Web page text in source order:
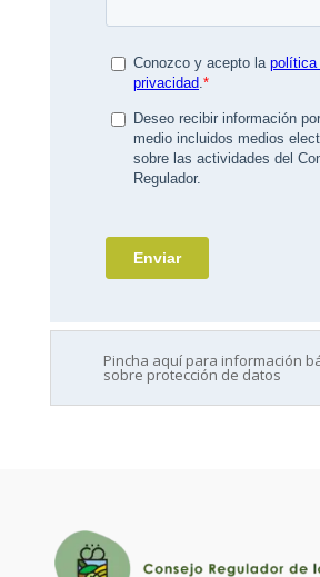
Pincha aquí para información
sobre protección de datos